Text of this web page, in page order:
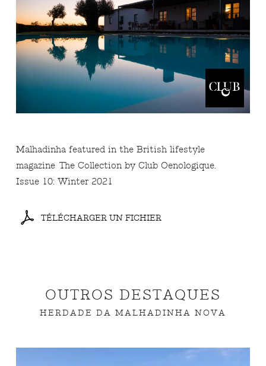
Malhadinha featured in the British lifestyle
magazineThe Collection by Club Oenologique.
Issue 10: Winter 2021
TÉLÉCHARGER UN FICHIER
OUTROS DESTAQUES
HERDADE DA MALHADINHA NOVA